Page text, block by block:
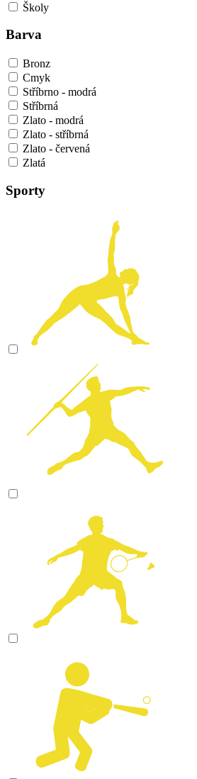
Školy
Barva
Bronz
Cmyk
Stříbrno - modrá
Stříbrná
Zlato - modrá
Zlato - stříbrná
Zlato - červená
Zlatá
Sporty